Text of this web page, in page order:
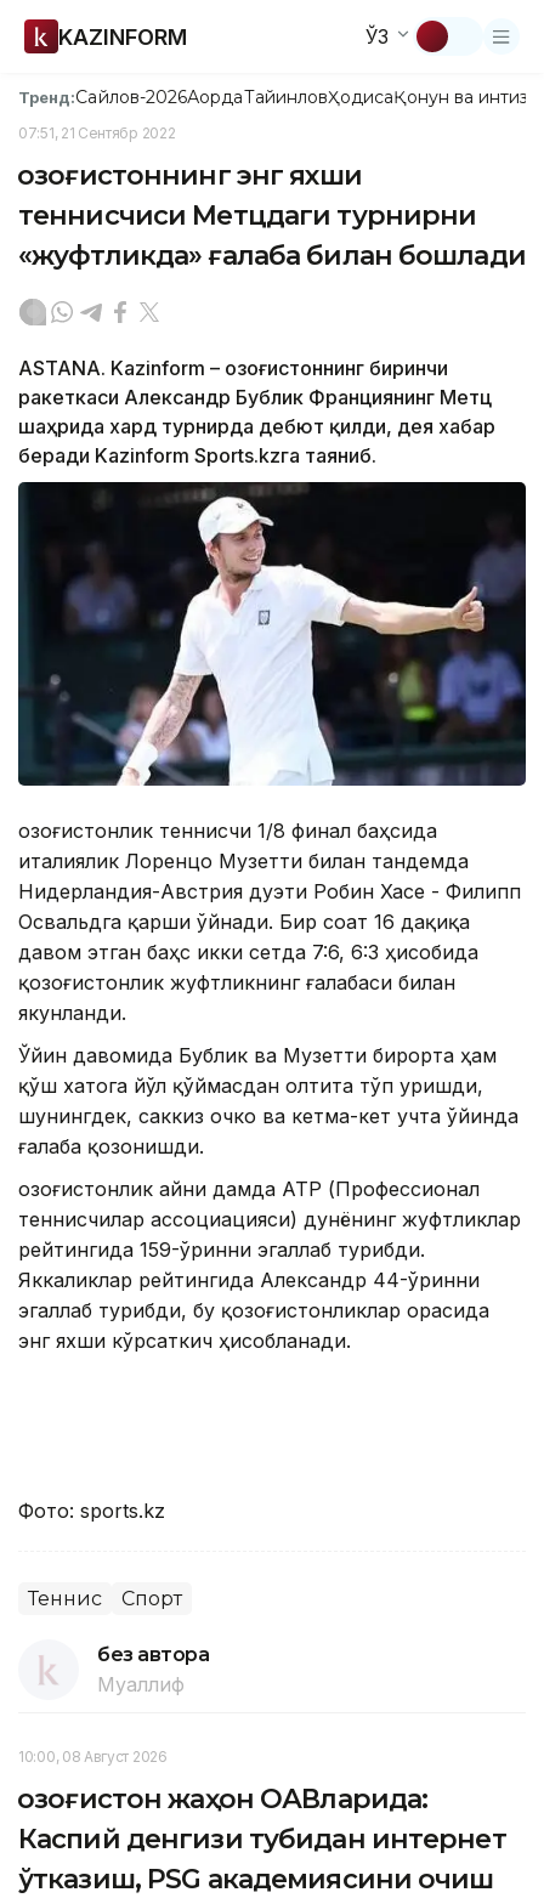
KAZINFORM ЎЗ
Тренд:Сайлов-2026АқордаТайинловҲодисаҚонун ва
07:51, 21 Сентябр 2022
Қозоғистоннинг энг яхши
теннисчиси Метцдаги турнирни
«жуфтликда» ғалаба билан бошлади
ASTANA. Kazinform – Қозоғистоннинг биринчи
ракеткаси Александр Бублик Франциянинг Метц
шаҳрида хард турнирда дебют қилди, дея хабар
беради Kazinform Sports.kzга таяниб.
Қозоғистонлик теннисчи 1/8 финал баҳсида
италиялик Лоренцо Музетти билан тандемда
Нидерландия-Австрия дуэти Робин Хасе - Филипп
Освальдга қарши ўйнади. Бир соат 16 дақиқа
давом этган баҳс икки сетда 7:6, 6:3 ҳисобида
қозоғистонлик жуфтликнинг ғалабаси билан
якунланди.
Ўйин давомида Бублик ва Музетти бирорта ҳам
қўш хатога йўл қўймасдан олтита тўп уришди,
шунингдек, саккиз очко ва кетма-кет учта ўйинда
ғалаба қозонишди.
Қозоғистонлик айни дамда АТР (Профессионал
теннисчилар ассоциацияси) дунёнинг жуфтликлар
рейтингида 159-ўринни эгаллаб турибди.
Яккаликлар рейтингида Александр 44-ўринни
эгаллаб турибди, бу қозоғистонликлар орасида
энг яхши кўрсаткич ҳисобланади.
Фото: sports.kz
Теннис Спорт
без автора
Муаллиф
10:00, 08 Август 2026
Қозоғистон жаҳон ОАВларида:
Каспий денгизи тубидан интернет
ўтказиш, PSG академиясини очиш